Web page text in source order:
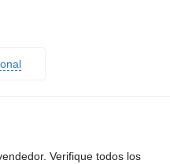
Verifique todos los